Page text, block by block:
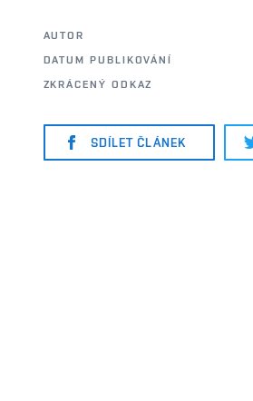
AUTOR
DATUM PUBLIKOVÁNÍ
ZKRÁCENÝ ODKAZ
SDÍLET ČLÁNEK